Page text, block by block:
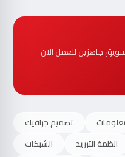
جاهزين للعمل الآن
تصميم جرافيك
انظمة التبريد
الشبكات